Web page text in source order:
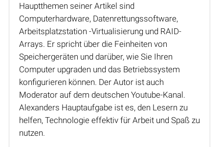
Hauptthemen seiner Artikel sind
Computerhardware, Datenrettungssoftware,
Arbeitsplatzstation -Virtualisierung und RAID-
Arrays. Er spricht über die Feinheiten von
Speichergeräten und darüber, wie Sie Ihren
Computer upgraden und das Betriebssystem
konfigurieren können. Der Autor ist auch
Moderator auf dem deutschen Youtube-Kanal.
Alexanders Hauptaufgabe ist es, den Lesern zu
helfen, Technologie effektiv für Arbeit und Spaß zu
nutzen.